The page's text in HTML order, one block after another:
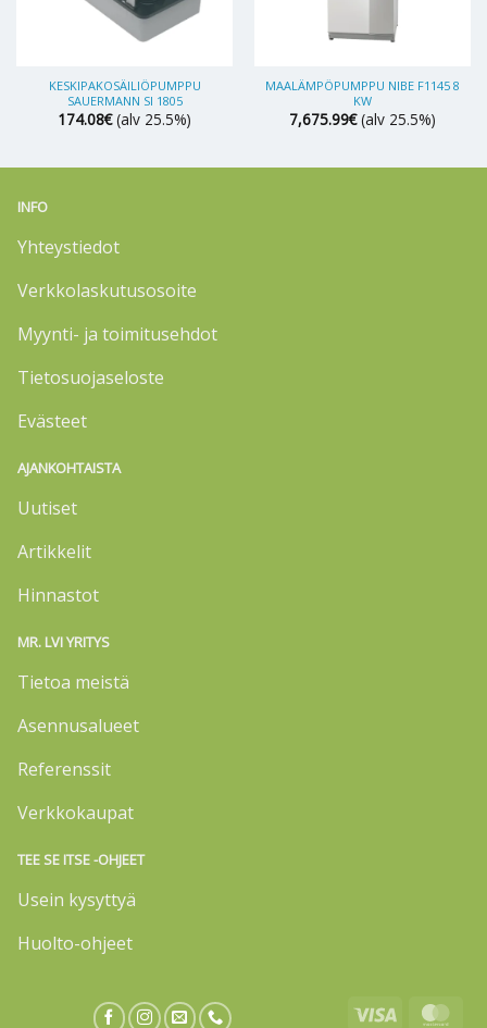
KESKIPAKOSÄILIÖPUMPPU
SAUERMANN SI 1805
174.08€ (alv 25.5%)
MAALÄMPÖPUMPPU NIBE F1145 8
KW
7,675.99€ (alv 25.5%)
INFO
Yhteystiedot
Verkkolaskutusosoite
Myynti- ja toimitusehdot
Tietosuojaseloste
Evästeet
AJANKOHTAISTA
Uutiset
Artikkelit
Hinnastot
MR. LVI YRITYS
Tietoa meistä
Asennusalueet
Referenssit
Verkkokaupat
TEE SE ITSE -OHJEET
Usein kysyttyä
Huolto-ohjeet
Visa